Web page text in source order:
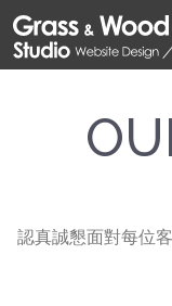
認真誠懇面對每位